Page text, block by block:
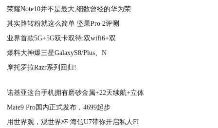
荣耀Note10并不是最大,细数曾经的华为荣
其实路转粉就这么简单 坚果Pro 2评测
业界首款5G+5G双卡双待:双wifi6+双
爆料大神爆三星GalaxyS8/Plus、N
摩托罗拉Razr系列回归!
诺基亚这台手机拥有磨砂金属+22天续航+立体
Mate9 Pro国内正式发布，4699起步
用世界观，观世界杯 海信U7带你开启私人FI